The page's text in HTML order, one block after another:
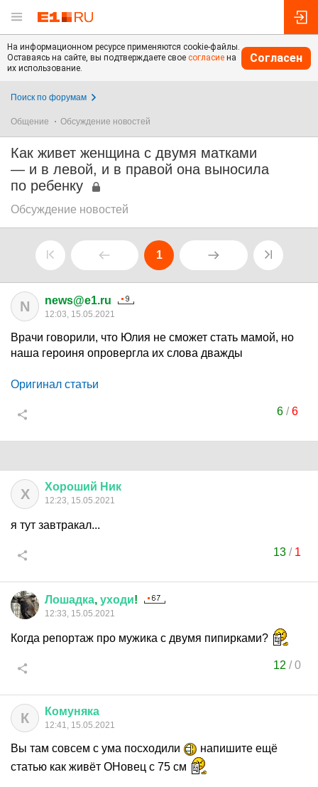
На информационном ресурсе применяются cookie-файлы.
Оставаясь на сайте, вы подтверждаете свое согласие на
их использование.
Согласен
Поиск по форумам
Общение Обсуждение новостей
Как живет женщина с двумя матками
— и в левой, и в правой она выносила
по ребенку
Обсуждение новостей
1
N news@e1.ru
12:03, 15.05.2021
Врачи говорили, что Юлия не сможет стать мамой, но
наша героиня опровергла их слова дважды
Оригинал статьи
6/6
Х Хороший Ник
12:23, 15.05.2021
я тут завтракал...
13 / 1
Лошадка, уходи!
12:33, 15.05.2021
Когда репортаж про мужика с двумя пипирками?
12 /0
К Комуняка
12:41, 15.05.2021
Вы там совсем с ума посходили
напишите ещё
статью как живёт ОНовец с 75 см